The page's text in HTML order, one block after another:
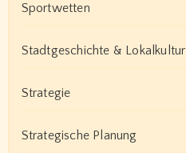
Sportwetten
Stadtgeschichte & Lokalkultur
Strategie
Strategische Planung